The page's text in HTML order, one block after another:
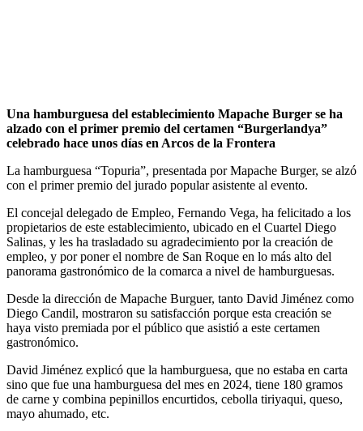
Una hamburguesa del establecimiento Mapache Burger se ha
alzado con el primer premio del certamen “Burgerlandya”
celebrado hace unos días en Arcos de la Frontera
La hamburguesa “Topuria”, presentada por Mapache Burger, se alzó
con el primer premio del jurado popular asistente al evento.
El concejal delegado de Empleo, Fernando Vega, ha felicitado a los
propietarios de este establecimiento, ubicado en el Cuartel Diego
Salinas, y les ha trasladado su agradecimiento por la creación de
empleo, y por poner el nombre de San Roque en lo más alto del
panorama gastronómico de la comarca a nivel de hamburguesas.
Desde la dirección de Mapache Burguer, tanto David Jiménez como
Diego Candil, mostraron su satisfacción porque esta creación se
haya visto premiada por el público que asistió a este certamen
gastronómico.
David Jiménez explicó que la hamburguesa, que no estaba en carta
sino que fue una hamburguesa del mes en 2024, tiene 180 gramos
de carne y combina pepinillos encurtidos, cebolla tiriyaqui, queso,
mayo ahumado, etc.